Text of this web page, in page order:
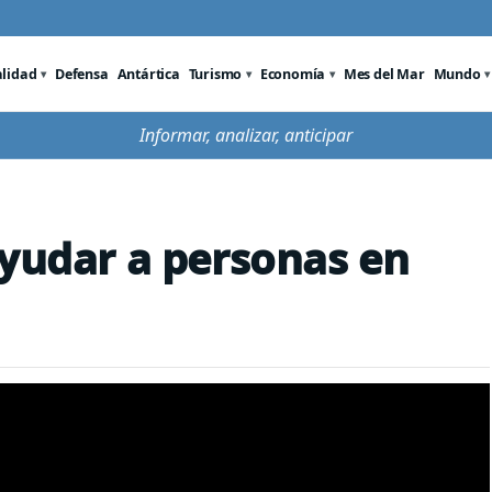
Defensa Antártica Turismo Economía Mes del Mar Mundo
Informar, analizar, anticipar
a personas en